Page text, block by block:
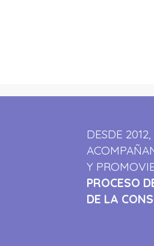
DESDE 2012,
Y
PROCESO
DE LA